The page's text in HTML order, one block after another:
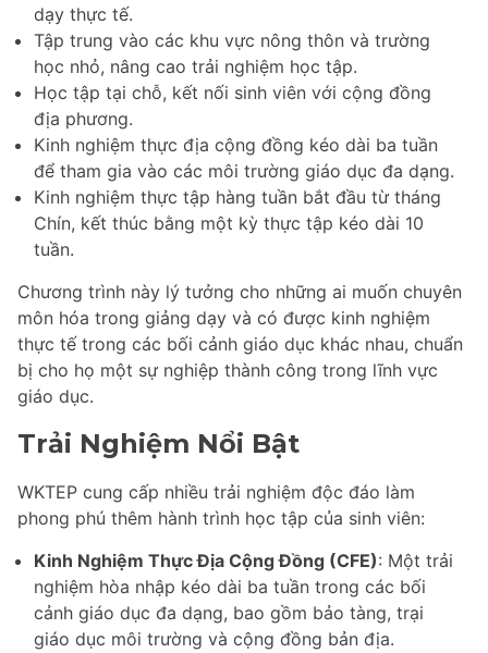
dạy thực tế.
Tập trung vào các khu vực nông thôn và trường
học nhỏ, nâng cao trải nghiệm học tập.
Học tập tại chỗ, kết nối sinh viên với cộng đồng
địa phương.
Kinh nghiệm thực địa cộng đồng kéo dài ba tuần
để tham gia vào các môi trường giáo dục đa dạng.
Kinh nghiệm thực tập hàng tuần bắt đầu từ tháng
Chín, kết thúc bằng một kỳ thực tập kéo dài 10
tuần.
Chương trình này lý tưởng cho những ai muốn chuyên
môn hóa trong giảng dạy và có được kinh nghiệm
thực tế trong các bối cảnh giáo dục khác nhau, chuẩn
bị cho họ một sự nghiệp thành công trong lĩnh vực
giáo dục.
Trải Nghiệm Nổi Bật
WKTEP cung cấp nhiều trải nghiệm độc đáo làm
phong phú thêm hành trình học tập của sinh viên:
Kinh Nghiệm Thực Địa Cộng Đồng (CFE): Một trải
nghiệm hòa nhập kéo dài ba tuần trong các bối
cảnh giáo dục đa dạng, bao gồm bảo tàng, trại
giáo dục môi trường và cộng đồng bản địa.